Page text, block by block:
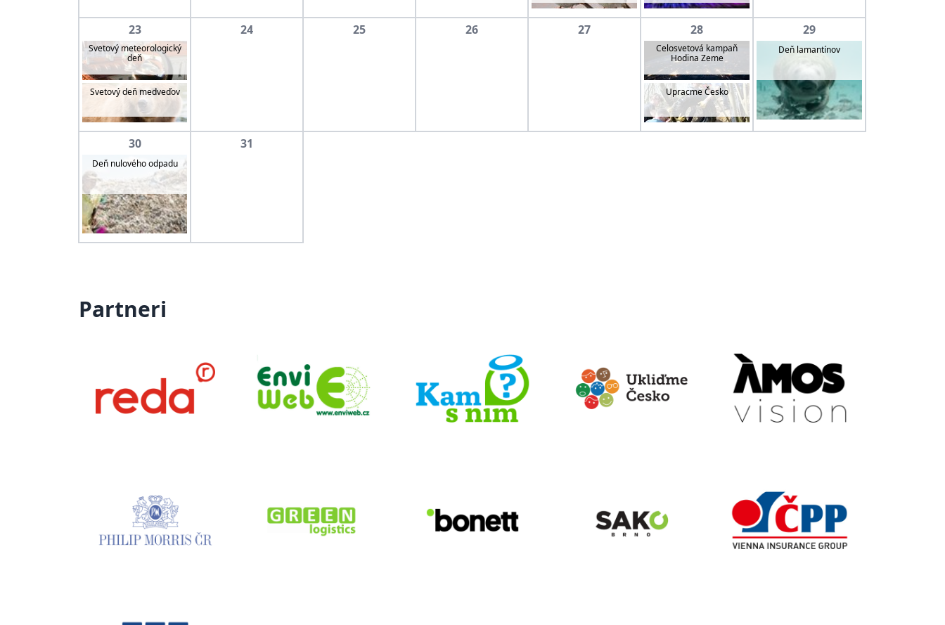
23
Svetový meteorologický
deň
Svetový deň medveďov
24 25 26 27 28
Celosvetová kampaň
Hodina Zeme
Upracme Česko
29
Deň lamantínov
30
Deň nulového odpadu
31
Partneri